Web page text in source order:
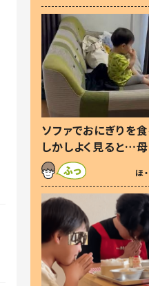
ソファでおにぎりを
しかしよく見ると…母
察した母の投稿に「
す！」「現行犯〜」
ほ